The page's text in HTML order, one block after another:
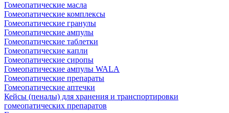
Гомеопатические масла
Гомеопатические комплексы
Гомеопатические гранулы
Гомеопатические ампулы
Гомеопатические таблетки
Гомеопатические капли
Гомеопатические сиропы
Гомеопатические ампулы WALA
Гомеопатические препараты
Гомеопатические аптечки
Кейсы (пеналы) для хранения и транспортировки
гомеопатических препаратов